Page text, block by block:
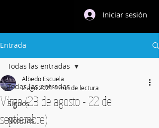
Iniciar sesión
Entrada
Todas las entradas
Signos
Noticias
Todas las entradas
Virgo (23 de agosto - 22 de
septiembre)
Albedo Escuela
2 ago 20211 min de lectura